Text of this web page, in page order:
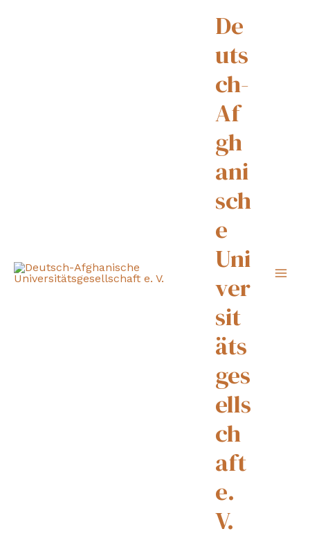
De
uts
ch-
Af
gh
ani
sch
e
Uni
ver
sit
äts
ges
ells
ch
aft
e.
V.